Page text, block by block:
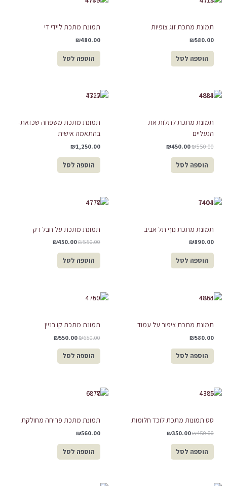
תמונת מתכת זוג צופיות
₪580.00
הוספה לסל
תמונת מתכת ליידי די
₪480.00
הוספה לסל
תמונת מתכת לתלות את
הנעליים
₪550.00
₪550.00.
₪450.00
₪450.00.
הוספה לסל
תמונת מתכת משפחה שכזאת-
בהתאמה אישית
₪1,250.00
הוספה לסל
תמונת מתכת נוף תל אביב
₪890.00
הוספה לסל
תמונת מתכת על חבל דק
₪550.00
₪450.00
הוספה לסל
תמונת מתכת ציפור על עמוד
₪580.00
הוספה לסל
תמונת מתכת קו בניין
₪650.00
₪550.00
הוספה לסל
סט תמונות מתכת לוכד חלומות
₪450.00
₪350.00
הוספה לסל
תמונת מתכת פריחה מחולקת
₪560.00
הוספה לסל